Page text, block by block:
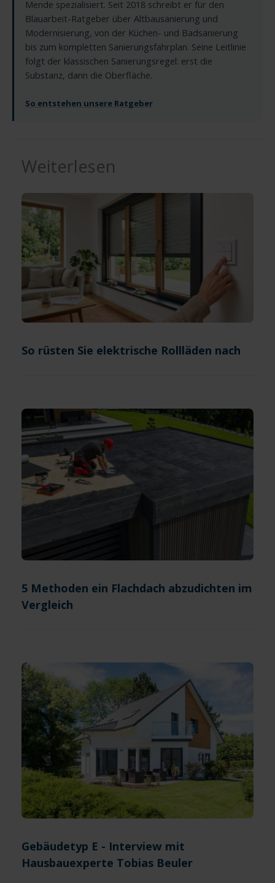
Mende spezialisiert. Seit 2018 schreibt er für den
Blauarbeit-Ratgeber über Altbausanierung und
Modernisierung, von der Küchen- und Badsanierung
bis zum kompletten Sanierungsfahrplan. Seine Leitlinie
folgt der klassischen Sanierungsregel: erst die
Substanz, dann die Oberfläche.
So entstehen unsere Ratgeber
Weiterlesen
So rüsten Sie elektrische Rollläden nach
5 Methoden ein Flachdach abzudichten im
Vergleich
Gebäudetyp E - Interview mit
Hausbauexperte Tobias Beuler